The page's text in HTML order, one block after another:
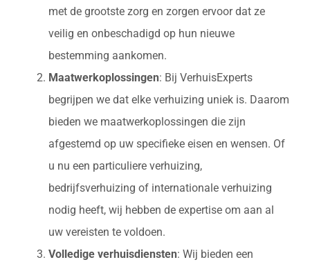
met de grootste zorg en zorgen ervoor dat ze
veilig en onbeschadigd op hun nieuwe
bestemming aankomen.
Maatwerkoplossingen: Bij VerhuisExperts
begrijpen we dat elke verhuizing uniek is. Daarom
bieden we maatwerkoplossingen die zijn
afgestemd op uw specifieke eisen en wensen. Of
u nu een particuliere verhuizing,
bedrijfsverhuizing of internationale verhuizing
nodig heeft, wij hebben de expertise om aan al
uw vereisten te voldoen.
Volledige verhuisdiensten: Wij bieden een